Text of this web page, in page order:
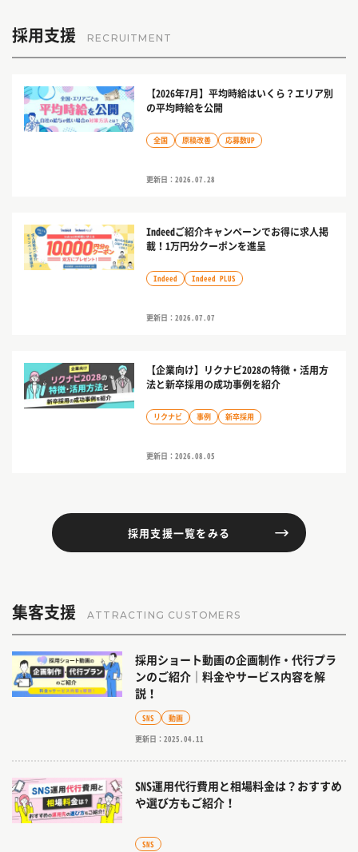
採用支援 RECRUITMENT
【2026年7月】平均時給はいくら？エリア別
の平均時給を公開
全国 原稿改善 応募数UP
更新日：2026.07.28
Indeedご紹介キャンペーンでお得に求人掲
載！1万円分クーポンを進呈
Indeed Indeed PLUS
更新日：2026.07.07
【企業向け】リクナビ2028の特徴・活用方
法と新卒採用の成功事例を紹介
リクナビ 事例 新卒採用
更新日：2026.08.05
採用支援一覧をみる
集客支援 ATTRACTING CUSTOMERS
採用ショート動画の企画制作・代行プラ
ンのご紹介｜料金やサービス内容を解
説！
SNS
動画
更新日：2025.04.11
SNS運用代行費用と相場料金は？おすすめ
や選び方もご紹介！
SNS